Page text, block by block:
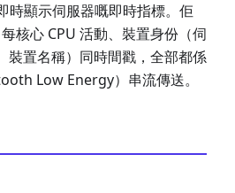
時顯示伺服器嘅即時指標。佢
核心 CPU 活動、裝置身份（伺
裝置名稱）同時間戳，全部都係
Low Energy）串流傳送。